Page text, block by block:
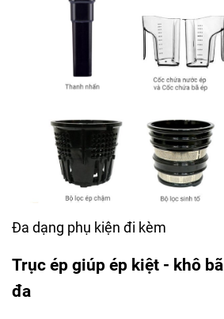
Đa dạng phụ kiện đi kèm
Trục ép giúp ép kiệt - khô
đa